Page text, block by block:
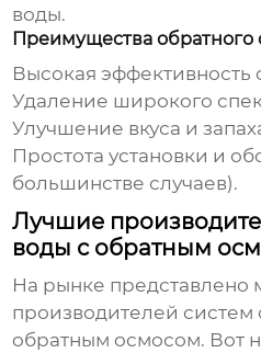
воды.
Преимущества обратного
Высокая эффективность
Удаление широкого
Улучшение вкуса и
Простота установки и
большинстве случаев).
Лучшие
воды с обратным
На рынке представлено
производителей систем
обратным осмосом. Вот